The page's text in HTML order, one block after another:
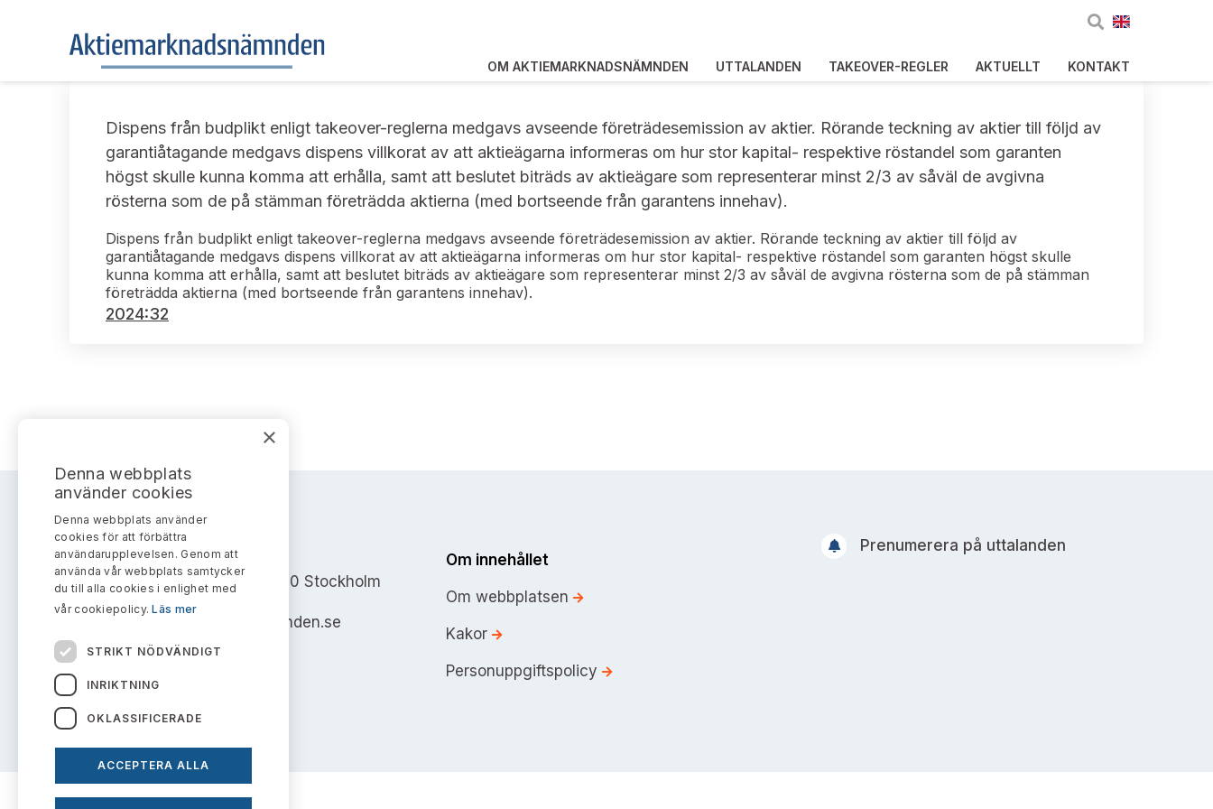
OM AKTIEMARKNADSNÄMNDEN UTTALANDEN TAKEOVER-REGLER AKTUELLT KONTAKT
Dispens från budplikt enligt takeover-reglerna medgavs avseende företrädesemission av aktier. Rörande teckning av aktier till följd av
garantiåtagande medgavs dispens villkorat av att aktieägarna informeras om hur stor kapital- respektive röstandel som garanten
högst skulle kunna komma att erhålla, samt att beslutet biträds av aktieägare som representerar minst 2/3 av såväl de avgivna
rösterna som de på stämman företrädda aktierna (med bortseende från garantens innehav).
Dispens från budplikt enligt takeover-reglerna medgavs avseende företrädesemission av aktier. Rörande teckning av aktier till följd av
garantiåtagande medgavs dispens villkorat av att aktieägarna informeras om hur stor kapital- respektive röstandel som garanten högst skulle
kunna komma att erhålla, samt att beslutet biträds av aktieägare som representerar minst 2/3 av såväl de avgivna rösterna som de på stämman
företrädda aktierna (med bortseende från garantens innehav).
2024:32
AKTIEMARKNADSNÄMNDEN
Address: Box 7354, 103 90 Stockholm
info@aktiemarknadsnamnden.se
Om innehållet
Om webbplatsen
Kakor
Personuppgiftspolicy
Prenumerera på uttalanden
×
Denna webbplats
använder cookies
Denna webbplats använder
cookies för att förbättra
användarupplevelsen. Genom att
använda vår webbplats samtycker
du till alla cookies i enlighet med
vår cookiepolicy.Läs mer
STRIKT NÖDVÄNDIGT
INRIKTNING
OKLASSIFICERADE
ACCEPTERA ALLA